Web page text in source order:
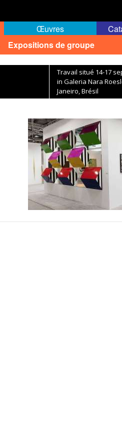
Expositions de groupe
Œuvres
Travail situé 14-17
in Galeria Nara
Janeiro, Brésil